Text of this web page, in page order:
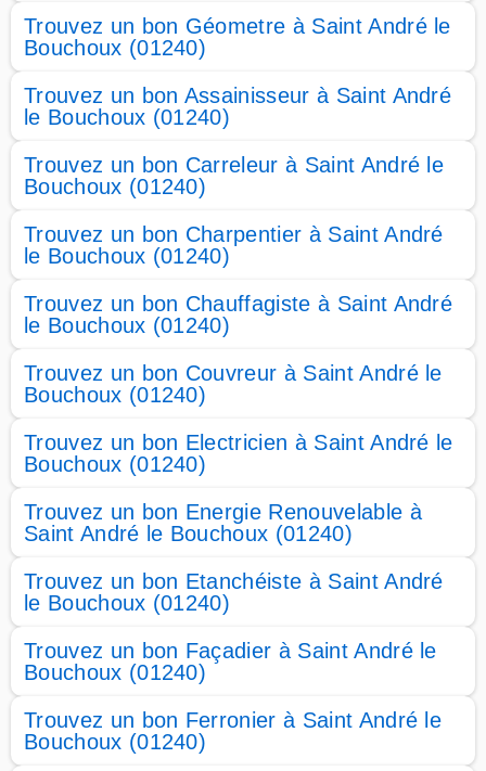
Trouvez un bon Géometre à Saint André le
Bouchoux (01240)
Trouvez un bon Assainisseur à Saint André
le Bouchoux (01240)
Trouvez un bon Carreleur à Saint André le
Bouchoux (01240)
Trouvez un bon Charpentier à Saint André
le Bouchoux (01240)
Trouvez un bon Chauffagiste à Saint André
le Bouchoux (01240)
Trouvez un bon Couvreur à Saint André le
Bouchoux (01240)
Trouvez un bon Electricien à Saint André le
Bouchoux (01240)
Trouvez un bon Energie Renouvelable à
Saint André le Bouchoux (01240)
Trouvez un bon Etanchéiste à Saint André
le Bouchoux (01240)
Trouvez un bon Façadier à Saint André le
Bouchoux (01240)
Trouvez un bon Ferronier à Saint André le
Bouchoux (01240)